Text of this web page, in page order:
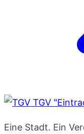
TGV
Eine Stadt. Ein